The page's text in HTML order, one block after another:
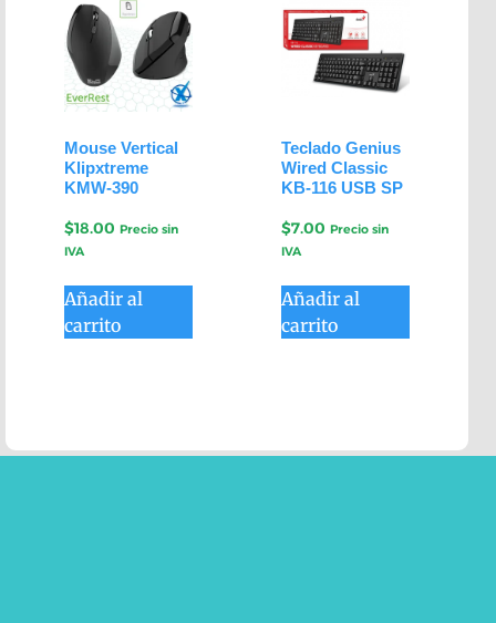
Mouse Vertical
Klipxtreme
KMW-390
$18.00 Precio sin
IVA
Añadir al
carrito
Teclado Genius
Wired Classic
KB-116 USB SP
$7.00 Precio sin
IVA
Añadir al
carrito